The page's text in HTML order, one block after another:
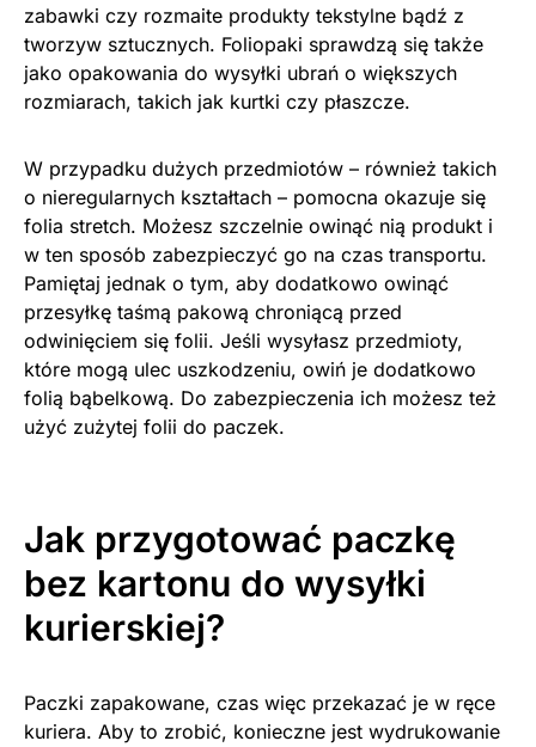
zabawki czy rozmaite produkty tekstylne bądź z
tworzyw sztucznych. Foliopaki sprawdzą się także
jako opakowania do wysyłki ubrań o większych
rozmiarach, takich jak kurtki czy płaszcze.
W przypadku dużych przedmiotów – również takich
o nieregularnych kształtach – pomocna okazuje się
folia stretch. Możesz szczelnie owinąć nią produkt i
w ten sposób zabezpieczyć go na czas transportu.
Pamiętaj jednak o tym, aby dodatkowo owinąć
przesyłkę taśmą pakową chroniącą przed
odwinięciem się folii. Jeśli wysyłasz przedmioty,
które mogą ulec uszkodzeniu, owiń je dodatkowo
folią bąbelkową. Do zabezpieczenia ich możesz też
użyć zużytej folii do paczek.
Jak przygotować paczkę
bez kartonu do wysyłki
kurierskiej?
Paczki zapakowane, czas więc przekazać je w ręce
kuriera. Aby to zrobić, konieczne jest wydrukowanie